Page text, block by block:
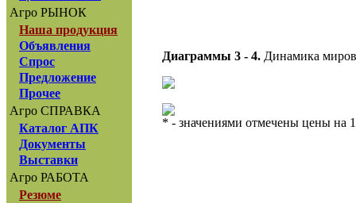
Агро РЫНОК
Наша продукция
Объявления
Спрос
Предложение
Прочее
Агро СПРАВКА
Каталог АПК
Документы
Выставки
Агро РАБОТА
Резюме
Диаграммы 3 - 4. Динамика
* - значениями отмечены цены на